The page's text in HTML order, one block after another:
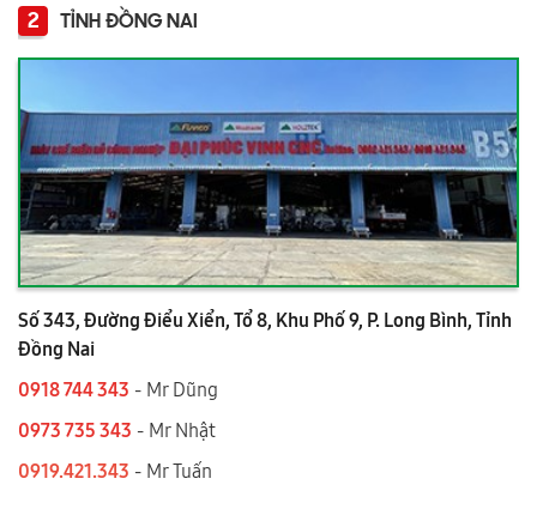
2 TỈNH ĐỒNG NAI
Số 343, Đường Điểu Xiển, Tổ 8, Khu Phố 9, P. Long Bình, Tỉnh
Đồng Nai
0918 744 343 - Mr Dũng
0973 735 343 - Mr Nhật
0919.421.343 ​​​​​​ - Mr Tuấn